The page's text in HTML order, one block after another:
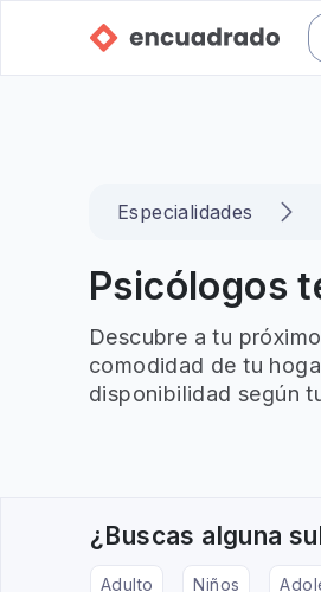
Especialidades
Psicólogos
Descubre a tu
comodidad de tu
disponibilidad según
¿Buscas alguna
Adulto Niños